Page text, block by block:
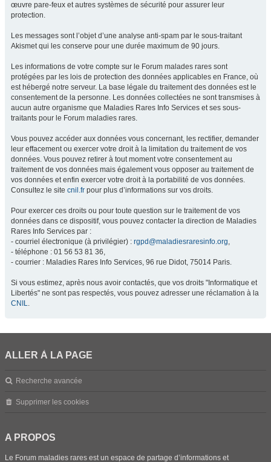
œuvre pare-feux et autres systèmes de sécurité pour assurer leur
protection.
Les messages sont l’objet d’une analyse anti-spam par le sous-traitant
Akismet qui les conserve pour une durée maximum de 90 jours.
Les informations de votre compte sur le Forum malades rares sont
protégées par les lois de protection des données applicables en France, où
est hébergé notre serveur. La base légale du traitement des données est le
consentement de la personne. Les données collectées ne sont transmises à
aucun autre organisme que Maladies Rares Info Services et ses sous-
traitants pour le Forum maladies rares.
Vous pouvez accéder aux données vous concernant, les rectifier, demander
leur effacement ou exercer votre droit à la limitation du traitement de vos
données. Vous pouvez retirer à tout moment votre consentement au
traitement de vos données mais également vous opposer au traitement de
vos données et enfin exercer votre droit à la portabilité de vos données.
Consultez le site cnil.fr pour plus d’informations sur vos droits.
Pour exercer ces droits ou pour toute question sur le traitement de vos
données dans ce dispositif, vous pouvez contacter la direction de Maladies
Rares Info Services par :
- courriel électronique (à privilégier) : rgpd@maladiesraresinfo.org,
- téléphone : 01 56 53 81 36,
- courrier : Maladies Rares Info Services, 96 rue Didot, 75014 Paris.
Si vous estimez, après nous avoir contactés, que vos droits "Informatique et
Libertés" ne sont pas respectés, vous pouvez adresser une réclamation à la
CNIL.
ALLER À LA PAGE
Recherche avancée
Supprimer les cookies
A PROPOS
Le Forum maladies rares est un espace de partage d’informations et